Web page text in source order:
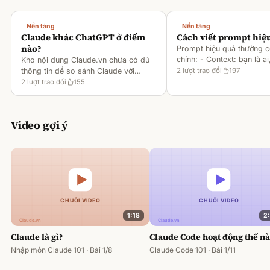
Nền tảng
Claude khác ChatGPT ở điểm
nào?
Kho nội dung Claude.vn chưa có đủ
thông tin để so sánh Claude với
ChatGPT. Hiện chỉ có tài liệu về
2 lượt trao đổi 155
Nền tảng
Cách viết prompt
Prompt hiệu quả thường
chính: - Context: bạn là
gì [1][2][6] - Task: muốn
2 lượt trao đổi 197
Video gợi ý
1:18
Claude là gì?
Nhập môn Claude 101 · Bài 1/8
Claude Code hoạt động thế
Claude Code 101 · Bài 1/11